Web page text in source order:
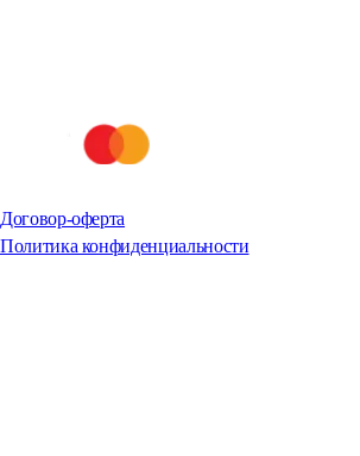
Договор-оферта
Политика конфиденциальности